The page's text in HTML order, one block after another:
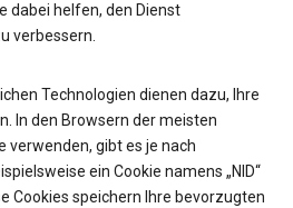
dabei helfen, den Dienst
verbessern.
Technologien dienen dazu, Ihre
In den Browsern der meisten
verwenden, gibt es je nach
ein Cookie namens „NID“
Cookies speichern Ihre bevorzugten